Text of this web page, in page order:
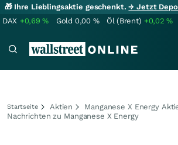
🎁 Ihre Lieblingsaktie geschenkt.→ Jetzt
DAX +0,69% Gold 0,00 % Öl (Brent) +0,02%
Startseite Aktien
Manganese X Energy
Nachrichten zu Manganese X Energy